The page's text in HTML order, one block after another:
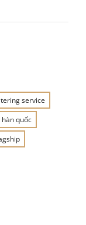
service
hàn quốc